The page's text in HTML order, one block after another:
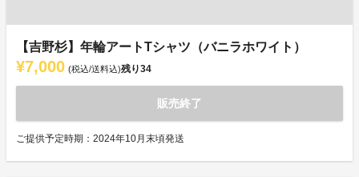
【吉野杉】年輪アートTシャツ（バニラホワイト）
¥7,000 (税込/送料込)残り34
販売終了
ご提供予定時期：2024年10月末頃発送